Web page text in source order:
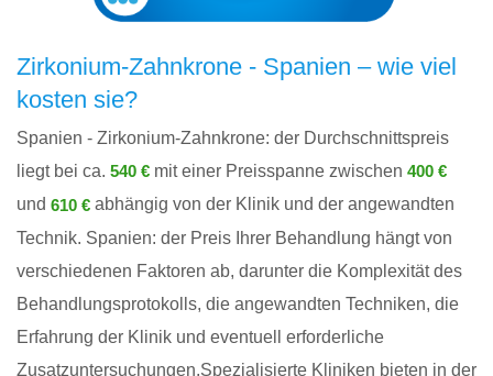
Zirkonium-Zahnkrone - Spanien – wie viel
kosten sie?
Spanien - Zirkonium-Zahnkrone: der Durchschnittspreis
liegt bei ca. 540 € mit einer Preisspanne zwischen 400 €
und 610 € abhängig von der Klinik und der angewandten
Technik. Spanien: der Preis Ihrer Behandlung hängt von
verschiedenen Faktoren ab, darunter die Komplexität des
Behandlungsprotokolls, die angewandten Techniken, die
Erfahrung der Klinik und eventuell erforderliche
Zusatzuntersuchungen.Spezialisierte Kliniken bieten in der